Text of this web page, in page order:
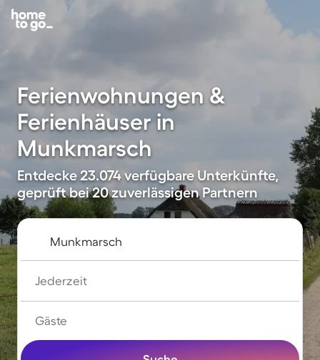
Ferienwohnungen &
Ferienhäuser in
Munkmarsch
Entdecke 23.074 verfügbare Unterkünfte,
geprüft bei 20 zuverlässigen Partnern
Jederzeit
Gäste